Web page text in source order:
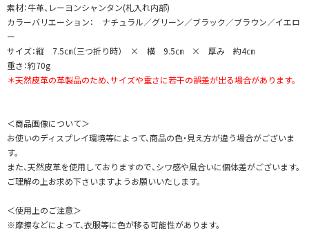
素材：牛革、レーヨンシャンタン(札入れ内部)
カラーバリエーション： ナチュラル／グリーン／ブラック／ブラウン／イエロ
ー
サイズ：縦 7.5㎝（三つ折り時） × 横 9.5㎝ × 厚み 約4㎝
重さ：約70g
＊天然皮革の革製品のため、サイズや重さに若干の誤差が出る場合があります。
＜商品画像について＞
お使いのディスプレイ環境等によって、商品の色・見え方が違う場合がございま
す。
また、天然皮革を使用しておりますので、シワ感や風合いに個体差がございます。
ご理解の上お求め下さいますようお願いいたします。
＜使用上のご注意＞
※摩擦などによって、衣服等に色が移る可能性があります。